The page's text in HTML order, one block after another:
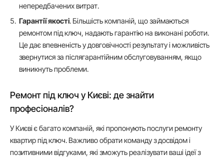
непередбачених витрат.
Гарантії якості. Більшість компаній, що займаються
ремонтом під ключ, надають гарантію на виконані роботи.
Це дає впевненість у довговічності результату і можливість
звернутися за післягарантійним обслуговуванням, якщо
виникнуть проблеми.
Ремонт під ключ у Києві: де знайти
професіоналів?
У Києві є багато компаній, які пропонують послуги ремонту
квартир під ключ. Важливо обрати команду з досвідом і
позитивними відгуками, які зможуть реалізувати ваші ідеї з